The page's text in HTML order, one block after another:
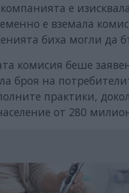
е
е вземала
биха могли да
комисия беше
броя на
практики,
от 280